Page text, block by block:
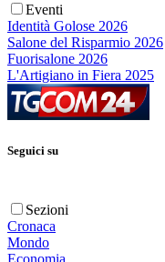
Eventi
Identità Golose 2026
Salone del Risparmio 2026
Fuorisalone 2026
L'Artigiano in Fiera 2025
Seguici su
Sezioni
Cronaca
Mondo
Economia